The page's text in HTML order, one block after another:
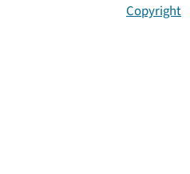
Copyright